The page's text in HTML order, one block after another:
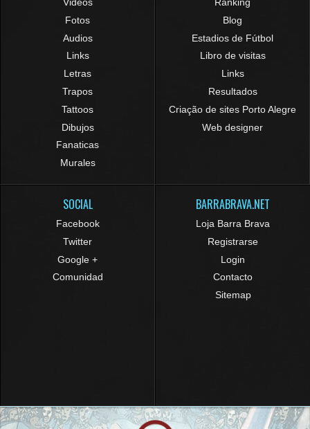
Fotos
Audios
Links
Letras
Trapos
Tattoos
Dibujos
Fanaticas
Murales
Blog
Estadios de Fútbol
Libro de visitas
Links
Resultados
Criação de sites Porto Alegre
Web designer
SOCIAL
Facebook
Twitter
Google +
Comunidad
BARRABRAVA.NET
Loja Barra Brava
Registrarse
Login
Contacto
Sitemap